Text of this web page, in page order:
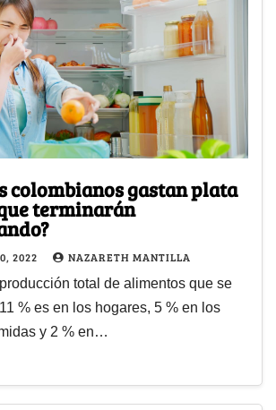
colombianos gastan plata
terminarán
2022 NAZARETH MANTILLA
total de alimentos que se
% es en los hogares, 5 % en los
y 2 % en…